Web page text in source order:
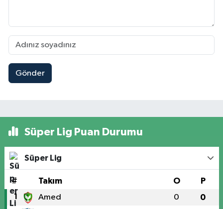
Gönder
Süper Lig Puan Durumu
Süper Lig
# Takım O P
1 Amed 0 0